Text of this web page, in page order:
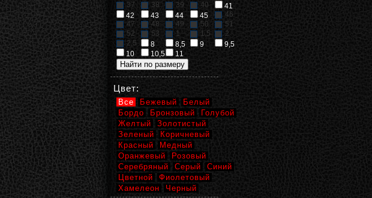
37
38 39 40
41
42
43 44 45
46
47
48 49 50
51
52
53 1 1,5
2
2,5
8 8,5 9
9,5
10
10,5 11
Цвет:
Все Бежевый
Белый
Бордо
Бронзовый
Голубой
Желтый
Золотистый
Зеленый
Коричневый
Красный
Медный
Оранжевый
Розовый
Серебряный
Серый
Синий
Цветной
Фиолетовый
Хамелеон
Черный